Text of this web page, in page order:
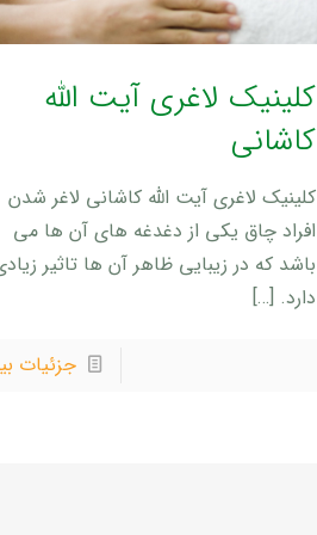
کلینیک لاغری آیت الله
کاشانی
کلینیک لاغری آیت الله کاشانی لاغر شدن
افراد چاق یکی از دغدغه های آن ها می
باشد که در زیبایی ظاهر آن ها تاثیر
دارد. […]
جزئیات